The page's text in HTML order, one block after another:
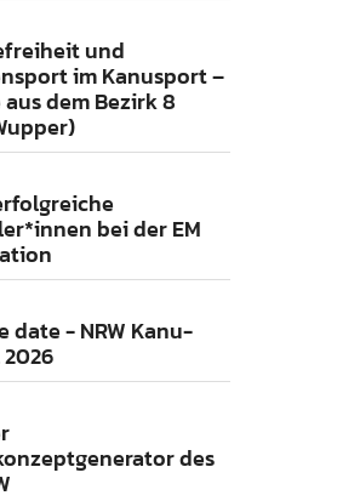
und
im Kanusport –
dem Bezirk 8
bei der EM
date - NRW Kanu-
des